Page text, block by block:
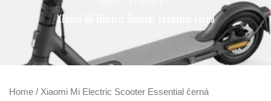
Xiaomi Mi Electric Scooter Essential černá
Home / Xiaomi Mi Electric Scooter Essential černá